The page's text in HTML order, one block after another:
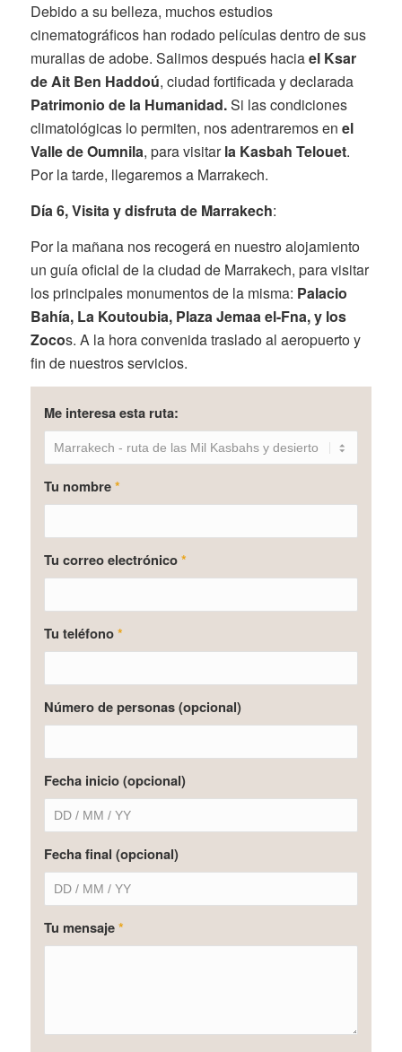
Debido a su belleza, muchos estudios
cinematográficos han rodado películas dentro de sus
murallas de adobe. Salimos después haciael Ksar
de Ait Ben Haddoú, ciudad fortificada y declarada
Patrimonio de la Humanidad.Si las condiciones
climatológicas lo permiten, nos adentraremos en el
Valle de Oumnila, para visitarla Kasbah Telouet.
Por la tarde, llegaremos a Marrakech.
Día 6,Visita y disfruta de Marrakech:
Por la mañana nos recogerá en nuestro alojamiento
un guía oficial de la ciudad de Marrakech, para visitar
los principales monumentos de la misma: Palacio
Bahía, La Koutoubia, Plaza Jemaa el-Fna, y los
Zocos. A la hora convenida traslado al aeropuerto y
fin de nuestros servicios.
Me interesa esta ruta:
Tu nombre*
Tu correo electrónico*
Tu teléfono*
Número de personas (opcional)
Fecha inicio (opcional)
Fecha final (opcional)
Tu mensaje*